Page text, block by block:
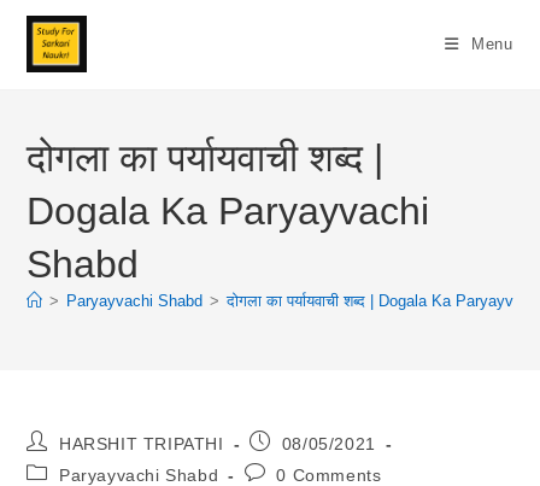
Skip
Content
Menu
दोगला का पर्यायवाची शब्द |
Dogala Ka Paryayvachi
Shabd
> Paryayvachi Shabd > दोगला का पर्यायवाची शब्द | Dogala Ka
Post
Author:
HARSHIT TRIPATHI
Post
Published:
08/05/2021
PostParyayvachi Shabd
Post0 Comments